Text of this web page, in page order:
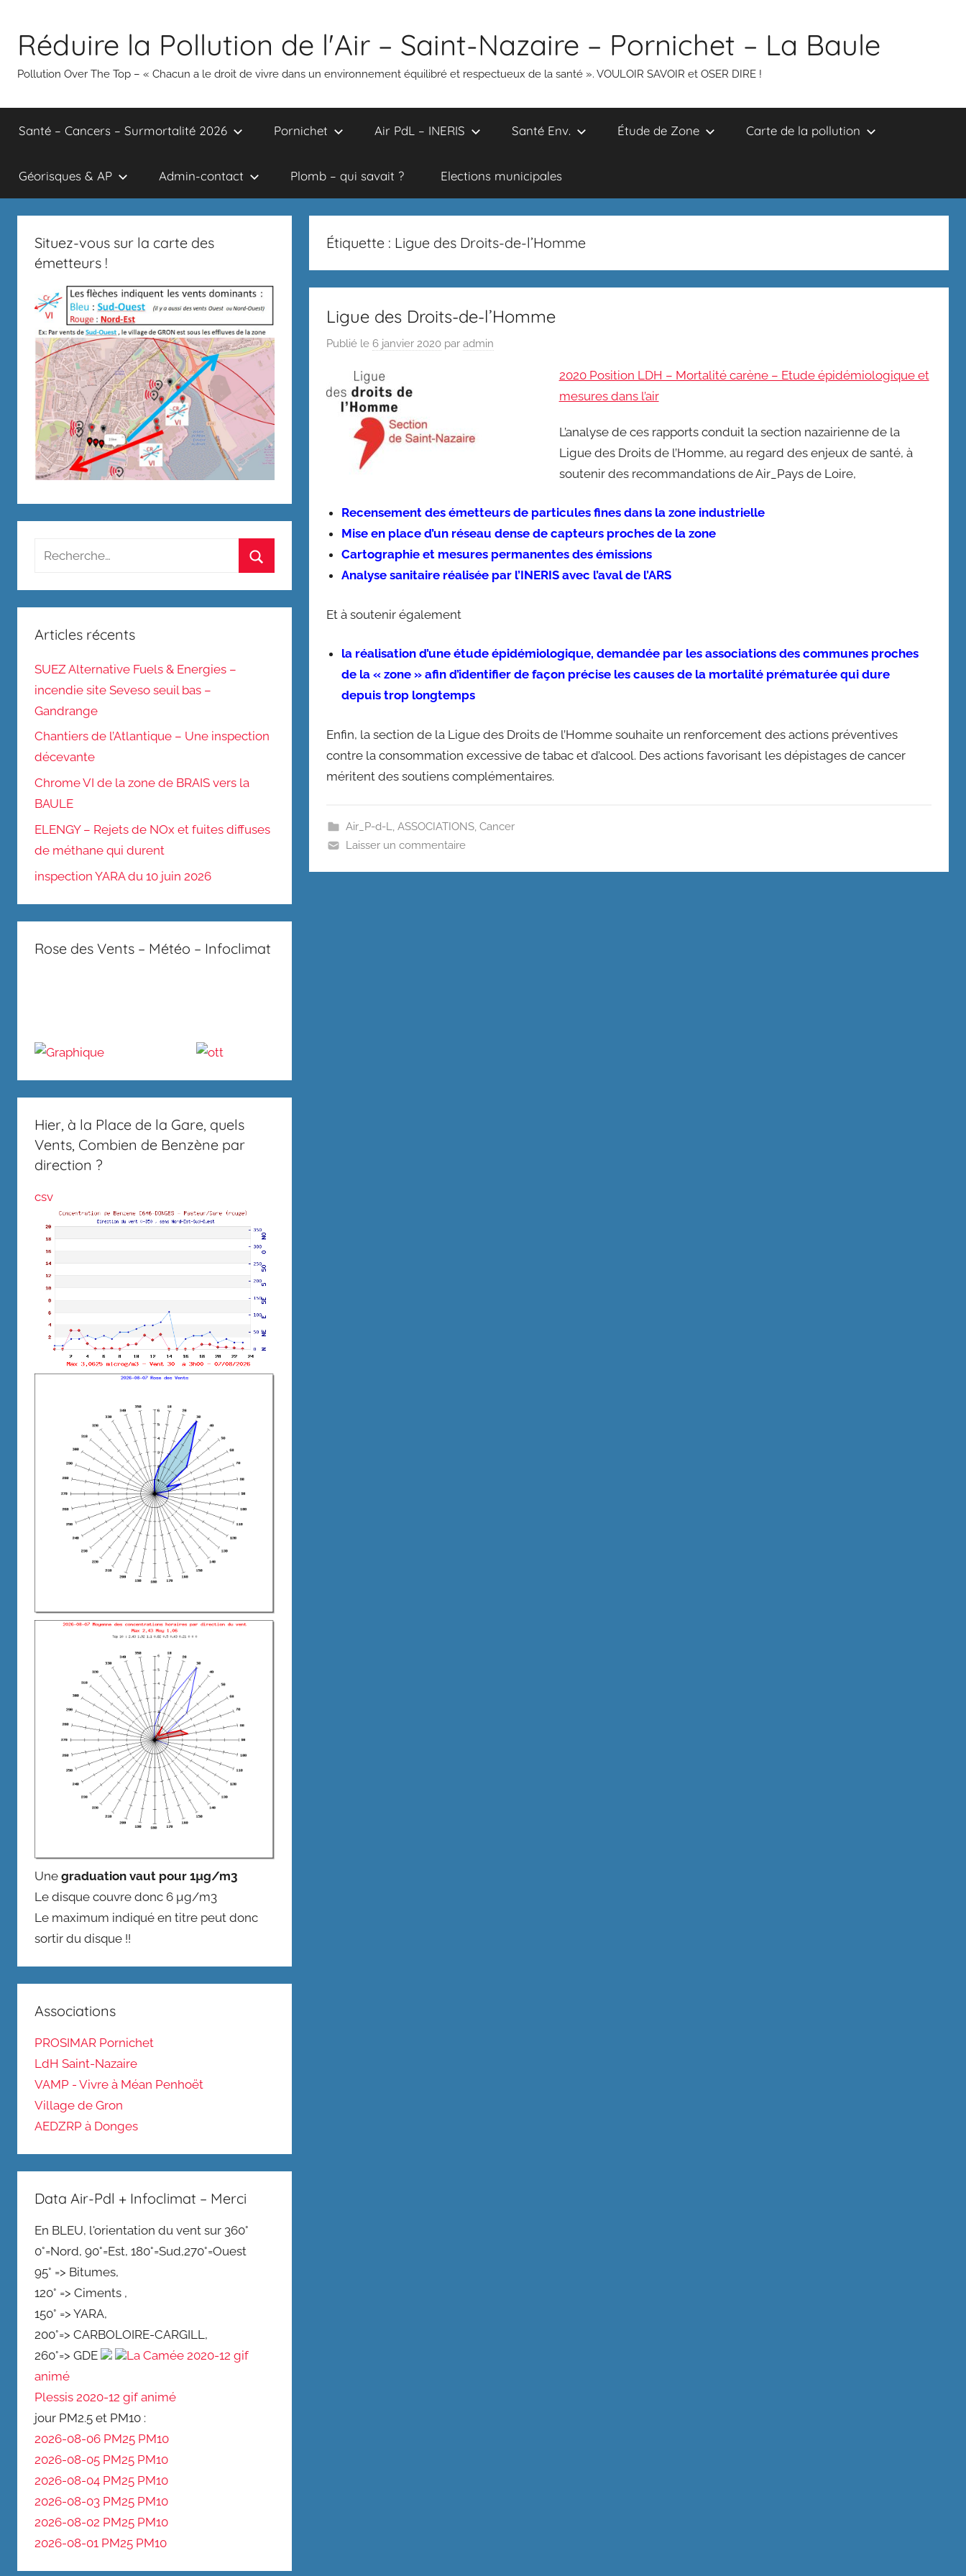
contenu
Réduire la Pollution de l'Air – Saint-Nazaire – Pornichet – La Baule
Pollution Over The Top – « Chacun a le droit de vivre dans un environnement équilibré et respectueux de la santé ». VOULOIR SAVOIR et OSER DIRE !
Santé – Cancers – Surmortalité 2026 Pornichet Air PdL – INERIS Santé Env. Étude de Zone Carte de la pollution
Géorisques & AP Admin-contact Plomb – qui savait ? Elections municipales
Étiquette : Ligue des Droits-de-l’Homme
Ligue des Droits-de-l’Homme
Publié le 6 janvier 2020par admin
2020 Position LDH – Mortalité carène – Etude épidémiologique et
mesures dans l’air
L’analyse de ces rapports conduit la section nazairienne de la
Ligue des Droits de l’Homme, au regard des enjeux de santé, à
soutenir des recommandations de Air_Pays de Loire,
Recensement des émetteurs de particules fines dans la zone industrielle
Mise en place d’un réseau dense de capteurs proches de la zone
Cartographie et mesures permanentes des émissions
Analyse sanitaire réalisée par l’INERIS avec l’aval de l’ARS
Et à soutenir également
la réalisation d’une étude épidémiologique, demandée par les associations des communes proches
de la « zone » afin d’identifier de façon précise les causes de la mortalité prématurée qui dure
depuis trop longtemps
Enfin, la section de la Ligue des Droits de l’Homme souhaite un renforcement des actions préventives
contre la consommation excessive de tabac et d’alcool. Des actions favorisant les dépistages de cancer
méritent des soutiens complémentaires.
Air_P-d-L,ASSOCIATIONS,Cancer
Laisser un commentaire
Situez-vous sur la carte des
émetteurs !
Recherche
:
Articles récents
SUEZ Alternative Fuels & Energies –
incendie site Seveso seuil bas –
Gandrange
Chantiers de l’Atlantique – Une inspection
décevante
Chrome VI de la zone de BRAIS vers la
BAULE
ELENGY – Rejets de NOx et fuites diffuses
de méthane qui durent
inspection YARA du 10 juin 2026
Rose des Vents – Météo – Infoclimat
Hier, à la Place de la Gare, quels
Vents, Combien de Benzène par
direction ?
csv
Une graduation vaut pour 1µg/m3
Le disque couvre donc 6 µg/m3
Le maximum indiqué en titre peut donc
sortir du disque !!
Associations
PROSIMAR Pornichet
LdH Saint-Nazaire
VAMP - Vivre à Méan Penhoët
Village de Gron
AEDZRP à Donges
Data Air-Pdl + Infoclimat – Merci
En BLEU, l'orientation du vent sur 360°
0°=Nord, 90°=Est, 180°=Sud,270°=Ouest
95° => Bitumes,
120° => Ciments ,
150° => YARA,
200°=> CARBOLOIRE-CARGILL,
260°=> GDE
La Camée 2020-12 gif
animé
Plessis 2020-12 gif animé
jour PM2.5 et PM10 :
2026-08-06 PM25 PM10
2026-08-05 PM25 PM10
2026-08-04 PM25 PM10
2026-08-03 PM25 PM10
2026-08-02 PM25 PM10
2026-08-01 PM25 PM10